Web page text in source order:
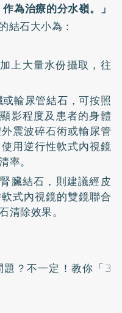
為治療的分水嶺。」
結石大小為：
上大量水份攝取，往
輸尿管結石，可按照
影程度及患者的身體
震波碎石術或輸尿管
用逆行性軟式內視鏡
率。
臟結石，則建議經皮
式內視鏡的雙鏡聯合
清除效果。
？不一定！教你「3